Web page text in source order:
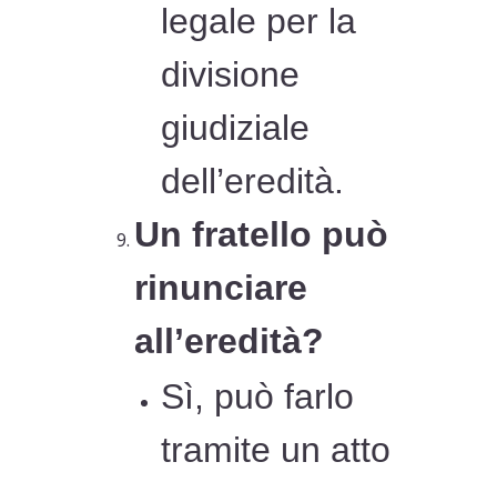
legale per la
divisione
giudiziale
dell’eredità.
Un fratello può
rinunciare
all’eredità?
Sì, può farlo
tramite un atto